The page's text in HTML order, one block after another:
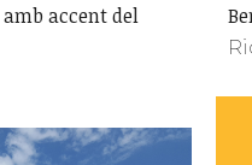
accent del